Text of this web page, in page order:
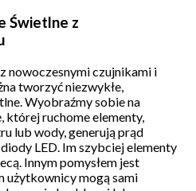
Świetlne z
nowoczesnymi czujnikami i
tworzyć niezwykłe,
Wyobraźmy sobie na
której ruchome elementy,
lub wody, generują prąd
LED. Im szybciej elementy
Innym pomysłem jest
użytkownicy mogą sami